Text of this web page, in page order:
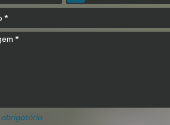
obrigatório